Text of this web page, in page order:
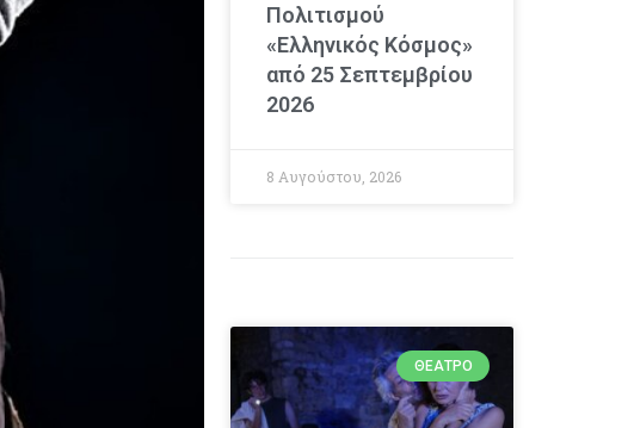
Πολιτισμού
«Ελληνικός Κόσμος»
από 25 Σεπτεμβρίου
2026
8 Αυγούστου, 2026
ΘΈΑΤΡΟ